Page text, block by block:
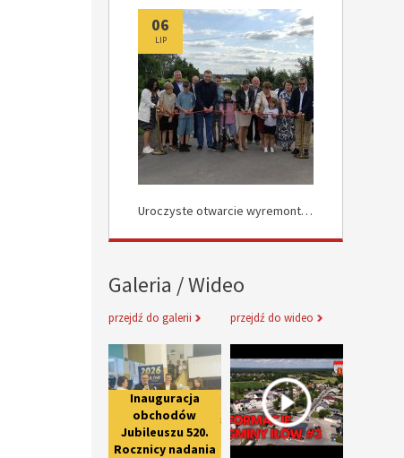
06
LIP
Uroczyste otwarcie wyremontowanych dróg w Załuskowie
Galeria / Wideo
przejdź do galerii przejdź do wideo
Inauguracja obchodów Jubileuszu
Inauguracja
obchodów
Jubileuszu 520.
Rocznicy nadania